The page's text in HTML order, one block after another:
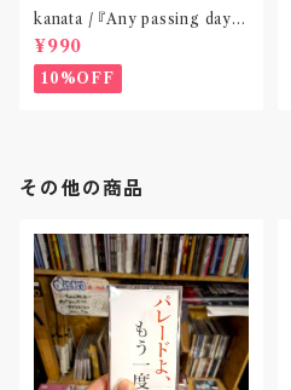
kanata / 『Any passing day -
EP』(CD作品)〝東京〟
¥990
10%OFF
その他の商品